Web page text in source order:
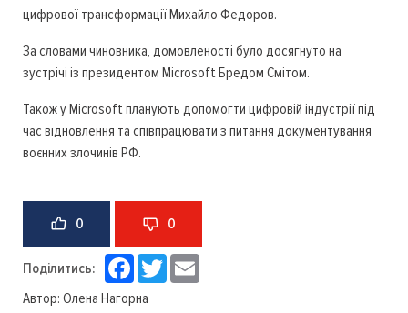
цифрової трансформації Михайло Федоров.
За словами чиновника, домовленості було досягнуто на
зустрічі із президентом Microsoft Бредом Смітом.
Також у Microsoft планують допомогти цифровій індустрії під
час відновлення та співпрацювати з питання документування
воєнних злочинів РФ.
0 0
Поділитись: Facebook
Twitter
Автор: Олена Нагорна